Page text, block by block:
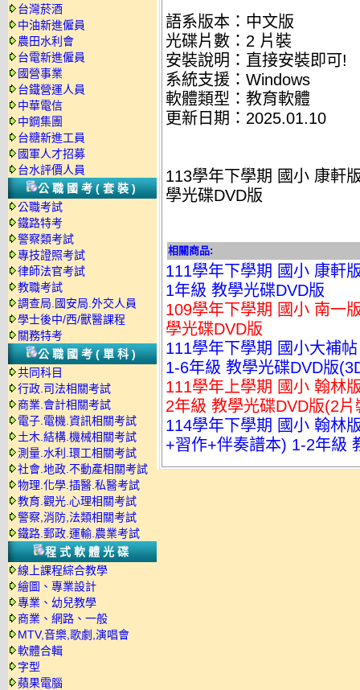
台灣菸酒
中油新進僱員
農田水利會
台電新進僱員
國營事業
台鐵營運人員
中華電信
中鋼集團
台糖新進工員
國軍人才招募
台水評價人員
公職國考(套裝)
公職考試
鐵路特考
警察類考試
專技證照考試
律師法官考試
教職考試
調查局.國安局.外交人員
學士後中/西/獸醫課程
關務特考
公職國考(單科)
共同科目
行政.司法相關考試
商業.會計相關考試
電子.電機.資訊相關考試
土木.結構.機械相關考試
測量.水利.環工相關考試
社會.地政.不動產相關考試
物理.化學.插醫.私醫考試
教育.觀光.心理相關考試
警察,消防,法類相關考試
鐵路.郵政.運輸.農業考試
程式軟體光碟
線上課程綜合教學
繪圖、專業設計
專業、幼兒教學
商業、網路、一般
MTV,音樂,歌劇,演唱會
軟體合輯
字型
蘋果電腦
語系版本：中文版
光碟片數：2 片裝
安裝說明：直接安裝即可!
系統支援：Windows
軟體類型：教育軟體
更新日期：2025.01.10
113學年下學期 國小 康軒
學光碟DVD版
相關商品:
111學年下學期 國小 康軒
1年級 教學光碟DVD版
109學年下學期 國小 南一
學光碟DVD版
111學年下學期 國小大補
1-6年級 教學光碟DVD版
111學年上學期 國小 翰林
2年級 教學光碟DVD版(2片
114學年下學期 國小 翰林
+習作+伴奏譜本) 1-2年級